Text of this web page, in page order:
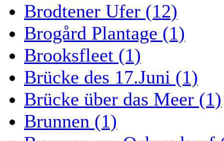
Brodtener Ufer (12)
Brogård Plantage (1)
Brooksfleet (1)
Brücke des 17.Juni (1)
Brücke über das Meer (1)
Brunnen (1)